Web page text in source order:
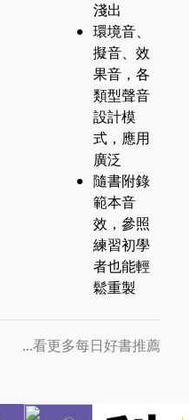
淺出
環境音、
擬音、效
果音，各
類型聲音
設計模
式，應用
廣泛
隨書附錄
範本音
效，參照
練習初學
者也能輕
鬆重製
...看更多每日好書推薦